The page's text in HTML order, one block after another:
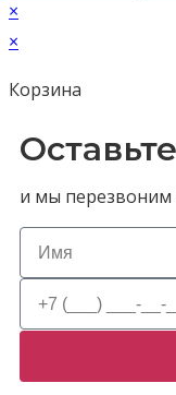
×
×
Корзина
и мы